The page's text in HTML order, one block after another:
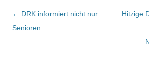
Beitrags-
Navigation
← DRK informiert nicht nur
Senioren
Hitzige